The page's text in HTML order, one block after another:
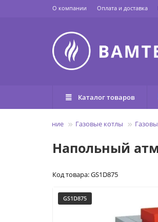
О компании Оплата и доставка
Каталог товаров
оборудование Газовые котлы
Напольный
Код товара: GS1D875
GS1D875